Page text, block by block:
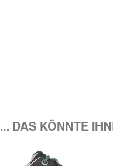
... DAS KÖNNTE